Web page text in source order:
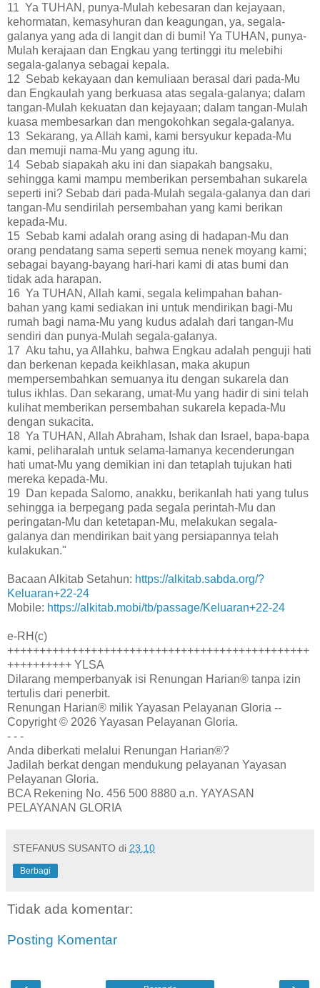
11 Ya TUHAN, punya-Mulah kebesaran dan kejayaan,
kehormatan, kemasyhuran dan keagungan, ya, segala-
galanya yang ada di langit dan di bumi! Ya TUHAN, punya-
Mulah kerajaan dan Engkau yang tertinggi itu melebihi
segala-galanya sebagai kepala.
12 Sebab kekayaan dan kemuliaan berasal dari pada-Mu
dan Engkaulah yang berkuasa atas segala-galanya; dalam
tangan-Mulah kekuatan dan kejayaan; dalam tangan-Mulah
kuasa membesarkan dan mengokohkan segala-galanya.
13 Sekarang, ya Allah kami, kami bersyukur kepada-Mu
dan memuji nama-Mu yang agung itu.
14 Sebab siapakah aku ini dan siapakah bangsaku,
sehingga kami mampu memberikan persembahan sukarela
seperti ini? Sebab dari pada-Mulah segala-galanya dan dari
tangan-Mu sendirilah persembahan yang kami berikan
kepada-Mu.
15 Sebab kami adalah orang asing di hadapan-Mu dan
orang pendatang sama seperti semua nenek moyang kami;
sebagai bayang-bayang hari-hari kami di atas bumi dan
tidak ada harapan.
16 Ya TUHAN, Allah kami, segala kelimpahan bahan-
bahan yang kami sediakan ini untuk mendirikan bagi-Mu
rumah bagi nama-Mu yang kudus adalah dari tangan-Mu
sendiri dan punya-Mulah segala-galanya.
17 Aku tahu, ya Allahku, bahwa Engkau adalah penguji hati
dan berkenan kepada keikhlasan, maka akupun
mempersembahkan semuanya itu dengan sukarela dan
tulus ikhlas. Dan sekarang, umat-Mu yang hadir di sini telah
kulihat memberikan persembahan sukarela kepada-Mu
dengan sukacita.
18 Ya TUHAN, Allah Abraham, Ishak dan Israel, bapa-bapa
kami, peliharalah untuk selama-lamanya kecenderungan
hati umat-Mu yang demikian ini dan tetaplah tujukan hati
mereka kepada-Mu.
19 Dan kepada Salomo, anakku, berikanlah hati yang tulus
sehingga ia berpegang pada segala perintah-Mu dan
peringatan-Mu dan ketetapan-Mu, melakukan segala-
galanya dan mendirikan bait yang persiapannya telah
kulakukan."
Bacaan Alkitab Setahun: https://alkitab.sabda.org/?
Keluaran+22-24
Mobile: https://alkitab.mobi/tb/passage/Keluaran+22-24
e-RH(c)
+++++++++++++++++++++++++++++++++++++++++++++++
++++++++++ YLSA
Dilarang memperbanyak isi Renungan Harian® tanpa izin
tertulis dari penerbit.
Renungan Harian® milik Yayasan Pelayanan Gloria --
Copyright © 2026 Yayasan Pelayanan Gloria.
- - -
Anda diberkati melalui Renungan Harian®?
Jadilah berkat dengan mendukung pelayanan Yayasan
Pelayanan Gloria.
BCA Rekening No. 456 500 8880 a.n. YAYASAN
PELAYANAN GLORIA
STEFANUS SUSANTO di 23.10
Berbagi
Tidak ada komentar:
Posting Komentar